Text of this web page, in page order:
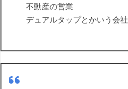
不動産の営業
デュアルタップとかいう会社